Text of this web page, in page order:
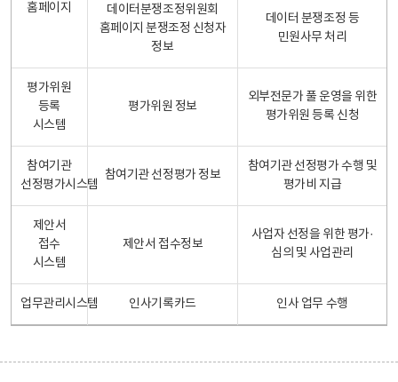
홈페이지
데이터분쟁조정위원회
홈페이지 분쟁조정 신청자
정보
데이터 분쟁조정 등
민원사무 처리
평가위원
등록
시스템
평가위원 정보
외부전문가 풀 운영을 위한
평가위원 등록 신청
참여기관
선정평가시스템
참여기관 선정평가 정보
참여기관 선정평가 수행 및
평가비 지급
제안서
접수
시스템
제안서 접수정보
사업자 선정을 위한 평가·
심의 및 사업관리
업무관리시스템 인사기록카드 인사 업무 수행